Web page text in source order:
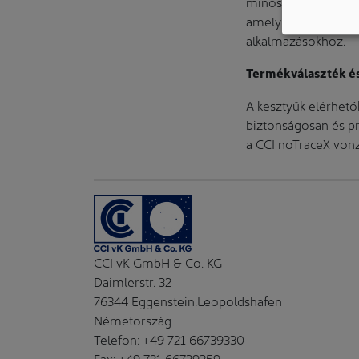
amely
alkalmazásokhoz.
Termékválaszték
A kesztyűk
biztonságosan és
a CCI noTraceX
CCI vK GmbH & Co. KG
Daimlerstr. 32
76344 Eggenstein.Leopoldshafen
Németország
Telefon: +49 721 66739330